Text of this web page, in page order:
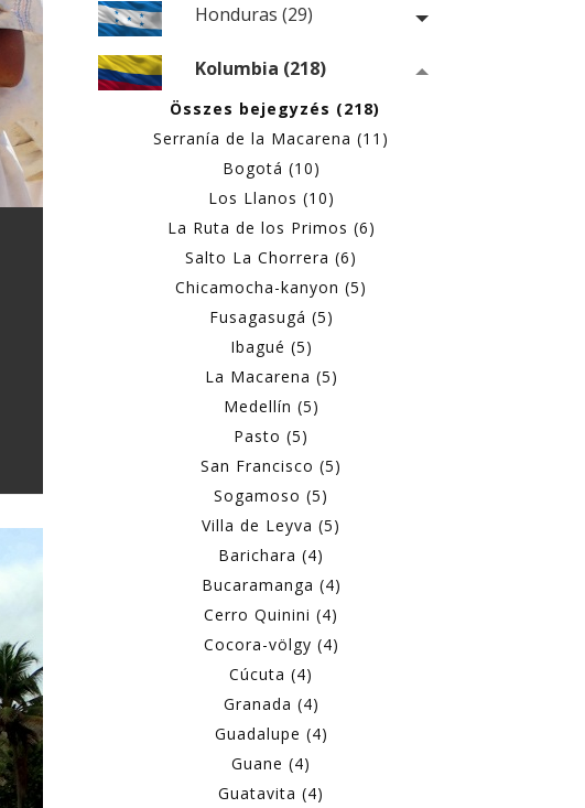
Honduras (29)
Kolumbia (218)
Összes bejegyzés (218)
Serranía de la Macarena (11)
Bogotá (10)
Los Llanos (10)
La Ruta de los Primos (6)
Salto La Chorrera (6)
Chicamocha-kanyon (5)
Fusagasugá (5)
Ibagué (5)
La Macarena (5)
Medellín (5)
Pasto (5)
San Francisco (5)
Sogamoso (5)
Villa de Leyva (5)
Barichara (4)
Bucaramanga (4)
Cerro Quinini (4)
Cocora-völgy (4)
Cúcuta (4)
Granada (4)
Guadalupe (4)
Guane (4)
Guatavita (4)